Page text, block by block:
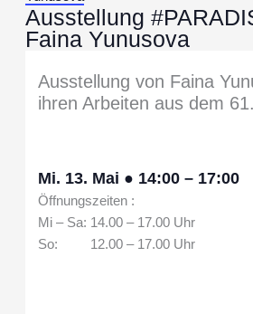
Ausstellung
Faina Yunusova
Ausstellung von Faina
ihren Arbeiten aus dem
Mi. 13. Mai ● 14:00– 17:00
Öffnungszeiten :
Mi – Sa: 14.00 – 17.00 Uhr
So: 12.00 – 17.00 Uhr